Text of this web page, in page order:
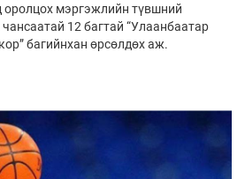
оролцох мэргэжлийн түвшний
12 багтай “Улаанбаатар
багийнхан өрсөлдөх аж.